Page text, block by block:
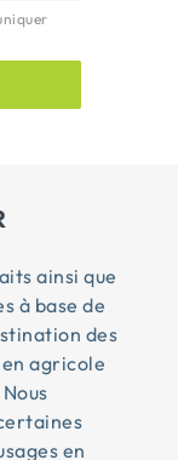
ainsi que
à base de
des
agricole
en